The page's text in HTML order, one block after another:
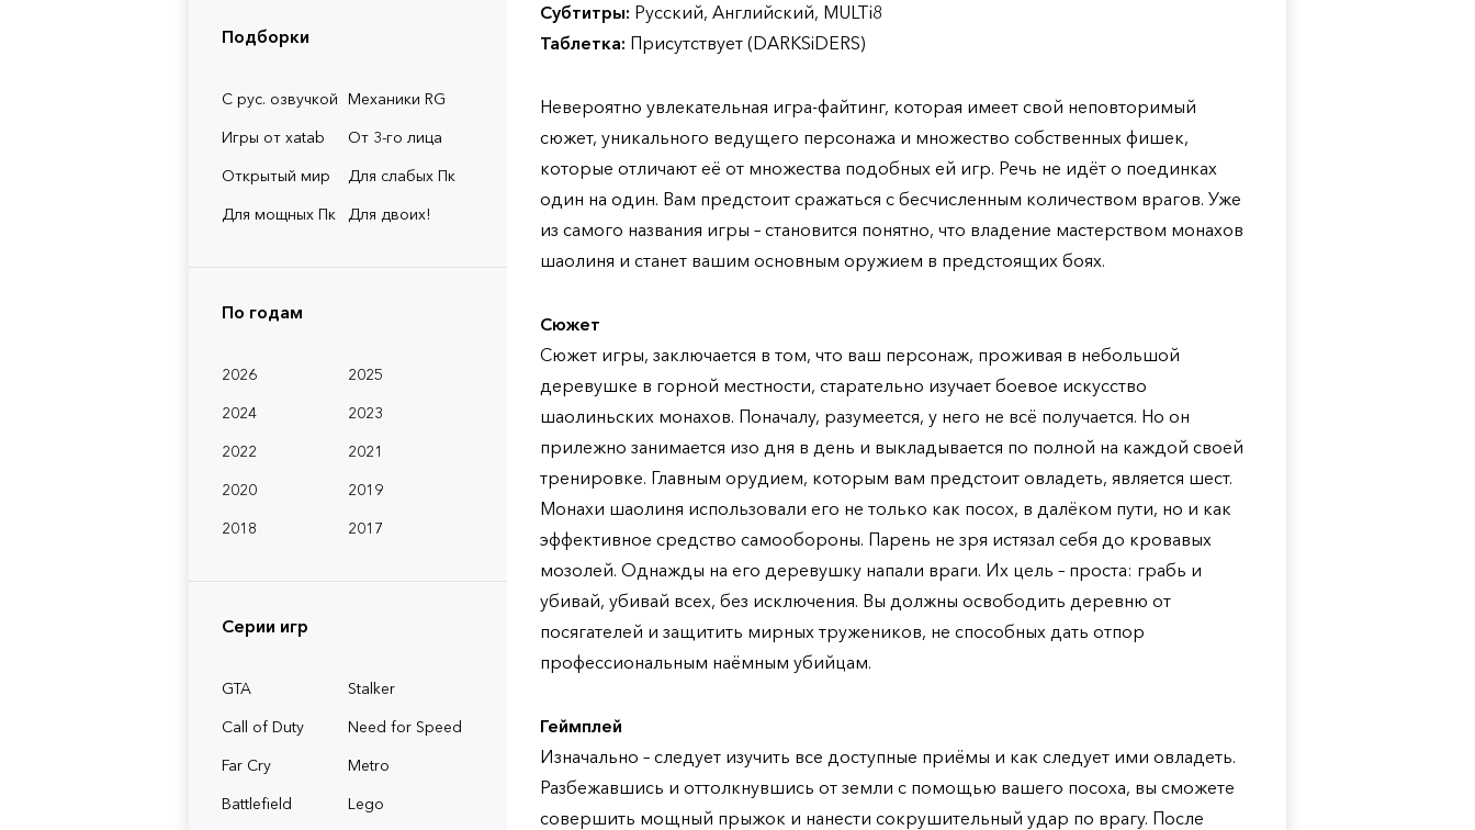
Подборки
С рус. озвучкой Механики RG
Игры от xatab
От 3-го лица
Открытый мир
Для слабых Пк
Для мощных Пк
Для двоих!
По годам
2026
2025
2024
2023
2022
2021
2020
2019
2018
2017
Серии игр
GTA
Stalker
Call of Duty
Need for Speed
Far Cry
Metro
Battlefield
Lego
Субтитры: Русский, Английский, MULTi8
Таблетка: Присутствует (DARKSiDERS)
Невероятно увлекательная игра-файтинг, которая имеет свой неповторимый
сюжет, уникального ведущего персонажа и множество собственных фишек,
которые отличают её от множества подобных ей игр. Речь не идёт о поединках
один на один. Вам предстоит сражаться с бесчисленным количеством врагов. Уже
из самого названия игры – становится понятно, что владение мастерством монахов
шаолиня и станет вашим основным оружием в предстоящих боях.
Сюжет
Сюжет игры, заключается в том, что ваш персонаж, проживая в небольшой
деревушке в горной местности, старательно изучает боевое искусство
шаолиньских монахов. Поначалу, разумеется, у него не всё получается. Но он
прилежно занимается изо дня в день и выкладывается по полной на каждой своей
тренировке. Главным орудием, которым вам предстоит овладеть, является шест.
Монахи шаолиня использовали его не только как посох, в далёком пути, но и как
эффективное средство самообороны. Парень не зря истязал себя до кровавых
мозолей. Однажды на его деревушку напали враги. Их цель – проста: грабь и
убивай, убивай всех, без исключения. Вы должны освободить деревню от
посягателей и защитить мирных тружеников, не способных дать отпор
профессиональным наёмным убийцам.
Геймплей
Изначально – следует изучить все доступные приёмы и как следует ими овладеть.
Разбежавшись и оттолкнувшись от земли с помощью вашего посоха, вы сможете
совершить мощный прыжок и нанести сокрушительный удар по врагу. После